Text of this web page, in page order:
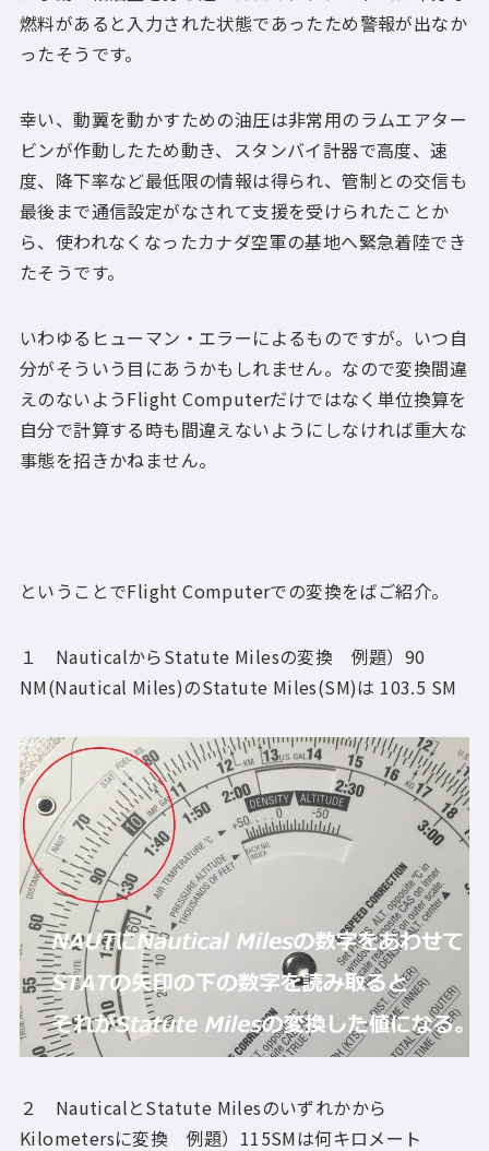
燃料があると入力された状態であったため警報が出なか
ったそうです。
幸い、動翼を動かすための油圧は非常用のラムエアター
ビンが作動したため動き、スタンバイ計器で高度、速
度、降下率など最低限の情報は得られ、管制との交信も
最後まで通信設定がなされて支援を受けられたことか
ら、使われなくなったカナダ空軍の基地へ緊急着陸でき
たそうです。
いわゆるヒューマン・エラーによるものですが。いつ自
分がそういう目にあうかもしれません。なので変換間違
えのないようFlight Computerだけではなく単位換算を
自分で計算する時も間違えないようにしなければ重大な
事態を招きかねません。
ということでFlight Computerでの変換をばご紹介。
１ NauticalからStatute Milesの変換 例題）90
NM(Nautical Miles)のStatute Miles(SM)は 103.5 SM
２ NauticalとStatute Milesのいずれかから
Kilometersに変換 例題）115SMは何キロメート